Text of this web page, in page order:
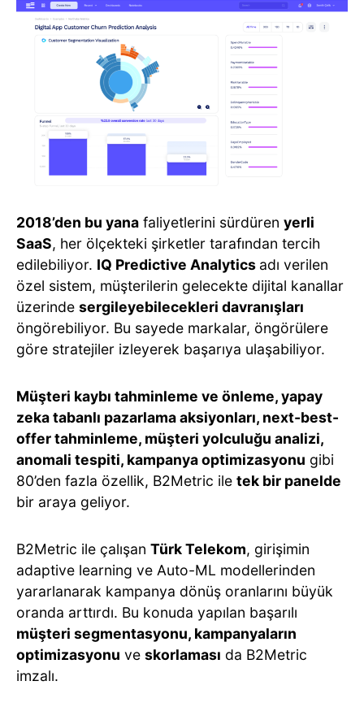
2018’den bu yana faliyetlerini sürdüren yerli
SaaS, her ölçekteki şirketler tarafından tercih
edilebiliyor. IQ Predictive Analytics adı verilen
özel sistem, müşterilerin gelecekte dijital kanallar
üzerinde sergileyebilecekleri davranışları
öngörebiliyor. Bu sayede markalar, öngörülere
göre stratejiler izleyerek başarıya ulaşabiliyor.
Müşteri kaybı tahminleme ve önleme, yapay
zeka tabanlı pazarlama aksiyonları, next-best-
offer tahminleme, müşteri yolculuğu analizi,
anomali tespiti, kampanya optimizasyonu gibi
80’den fazla özellik, B2Metric ile tek bir panelde
bir araya geliyor.
B2Metric ile çalışan Türk Telekom, girişimin
adaptive learning ve Auto-ML modellerinden
yararlanarak kampanya dönüş oranlarını büyük
oranda arttırdı. Bu konuda yapılan başarılı
müşteri segmentasyonu, kampanyaların
optimizasyonu ve skorlaması da B2Metric
imzalı.